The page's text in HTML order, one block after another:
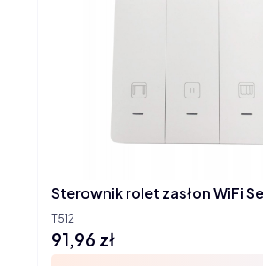
T512
Sterownik rolet zasłon WiFi
Cena
91,96 zł